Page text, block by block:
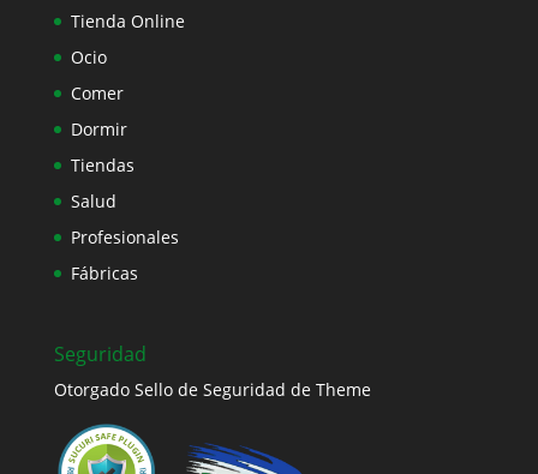
Tienda Online
Ocio
Comer
Dormir
Tiendas
Salud
Profesionales
Fábricas
Seguridad
Otorgado Sello de Seguridad de Theme